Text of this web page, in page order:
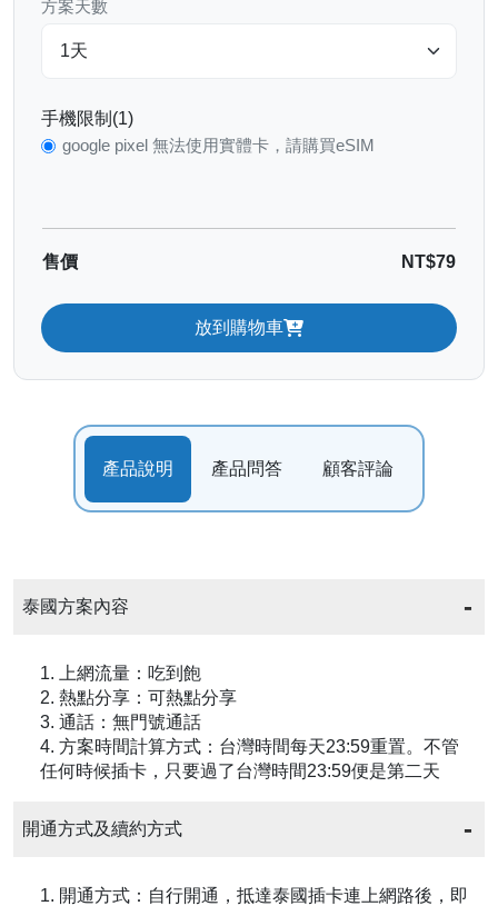
方案天數
手機限制(1)
google pixel 無法使用實體卡，請購買eSIM
售價 NT$79
放到購物車
產品說明 產品問答 顧客評論
泰國方案內容
1. 上網流量：吃到飽
2. 熱點分享：可熱點分享
3. 通話：無門號通話
4. 方案時間計算方式：台灣時間每天23:59重置。不管
任何時候插卡，只要過了台灣時間23:59便是第二天
開通方式及續約方式
1. 開通方式：自行開通，抵達泰國插卡連上網路後，即